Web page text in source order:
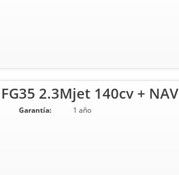
2.3Mjet 140cv +
Garantía: 1 año